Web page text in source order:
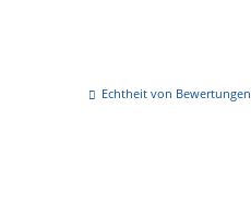
Echtheit von Bewertungen